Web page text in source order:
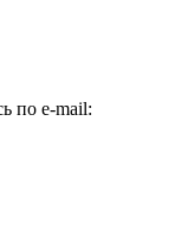
по e-mail: